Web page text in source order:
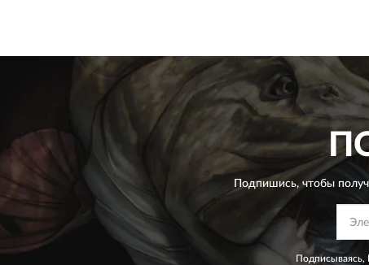
Подпишись, чтобы
Подписываясь,